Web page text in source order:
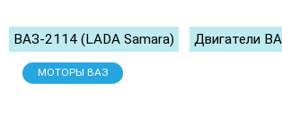
ВАЗ-2114 (LADA Samara) Двигатели
МОТОРЫ ВАЗ